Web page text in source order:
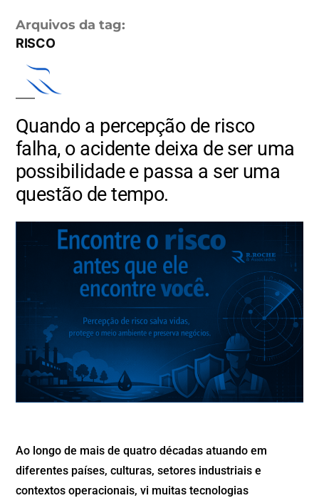
Arquivos da tag:
RISCO
Quando a percepção de risco
falha, o acidente deixa de ser uma
possibilidade e passa a ser uma
questão de tempo.
Ao longo de mais de quatro décadas atuando em
diferentes países, culturas, setores industriais e
contextos operacionais, vi muitas tecnologias